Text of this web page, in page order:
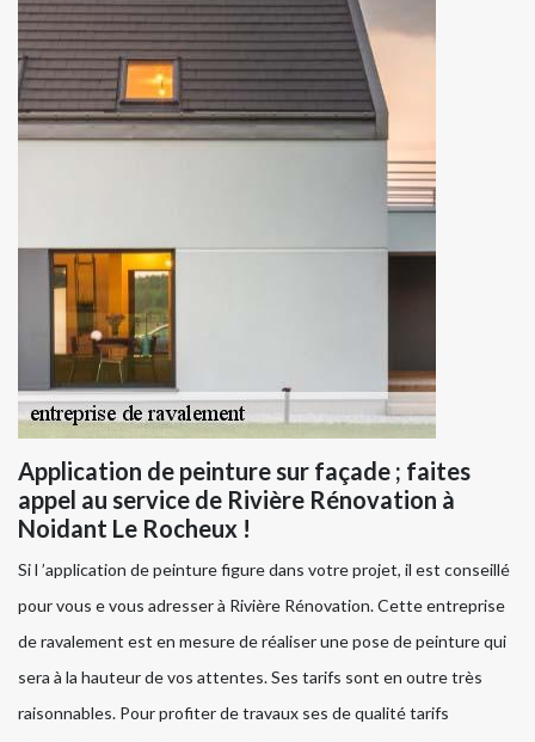
Application de peinture sur façade ; faites
appel au service de Rivière Rénovation à
Noidant Le Rocheux !
Si l ’application de peinture figure dans votre projet, il est conseillé
pour vous e vous adresser à Rivière Rénovation. Cette entreprise
de ravalement est en mesure de réaliser une pose de peinture qui
sera à la hauteur de vos attentes. Ses tarifs sont en outre très
raisonnables. Pour profiter de travaux ses de qualité tarifs